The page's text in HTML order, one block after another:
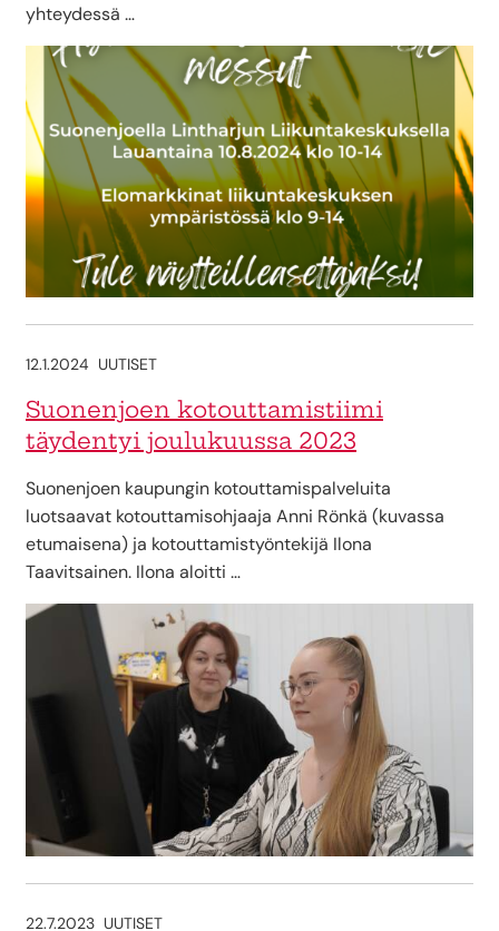
yhteydessä …
12.1.2024 UUTISET
Suonenjoen kotouttamistiimi
täydentyi joulukuussa 2023
Suonenjoen kaupungin kotouttamispalveluita
luotsaavat kotouttamisohjaaja Anni Rönkä (kuvassa
etumaisena) ja kotouttamistyöntekijä Ilona
Taavitsainen. Ilona aloitti …
22.7.2023 UUTISET